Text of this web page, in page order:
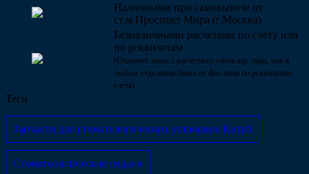
Наличными при самовывозе от
ст.м.Проспект Мира (г.Москва)
Безналичными расчетами по счёту или
по реквизитам
(Оплатите заказ с расчетного счета юр. лица, или в
любом отделении банка от физ.лица по реквизитам
счета)
Теги
Запчасти для стоматологических установок Китай
Стоматологические педали